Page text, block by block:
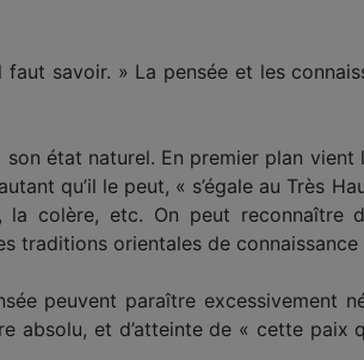
savoir. » La pensée et les
état naturel. En premier plan vient
qu’il le peut, « s’égale au Très
colère, etc. On peut reconnaître
traditions orien­tales de connaissance
peuvent paraître excessivement
absolu, et d’atteinte de « cette paix